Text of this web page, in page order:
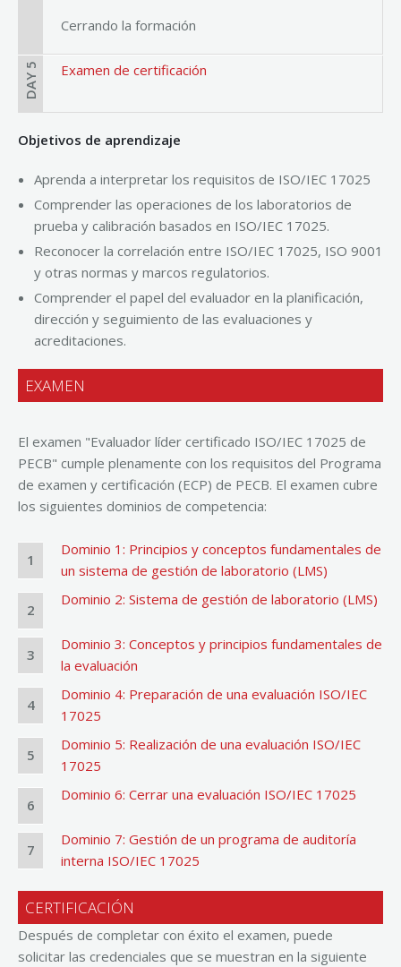
Cerrando la formación
DAY 5 Examen de certificación
Objetivos de aprendizaje
Aprenda a interpretar los requisitos de ISO/IEC 17025
Comprender las operaciones de los laboratorios de
prueba y calibración basados ​​en ISO/IEC 17025.
Reconocer la correlación entre ISO/IEC 17025, ISO 9001
y otras normas y marcos regulatorios.
Comprender el papel del evaluador en la planificación,
dirección y seguimiento de las evaluaciones y
acreditaciones.
EXAMEN
El examen "Evaluador líder certificado ISO/IEC 17025 de
PECB" cumple plenamente con los requisitos del Programa
de examen y certificación (ECP) de PECB. El examen cubre
los siguientes dominios de competencia:
1
Dominio 1: Principios y conceptos fundamentales de
un sistema de gestión de laboratorio (LMS)
2
Dominio 2: Sistema de gestión de laboratorio (LMS)
3
Dominio 3: Conceptos y principios fundamentales de
la evaluación
4
Dominio 4: Preparación de una evaluación ISO/IEC
17025
5
Dominio 5: Realización de una evaluación ISO/IEC
17025
6
Dominio 6: Cerrar una evaluación ISO/IEC 17025
7
Dominio 7: Gestión de un programa de auditoría
interna ISO/IEC 17025
CERTIFICACIÓN
Después de completar con éxito el examen, puede
solicitar las credenciales que se muestran en la siguiente